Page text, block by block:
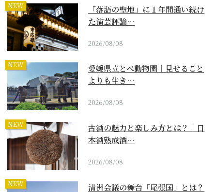
NEW
「落語の聖地」に１年間通い続け
た演芸評論…
2026/08/08
NEW
愛媛県立とべ動物園｜見せること
よりも生き…
2026/08/08
NEW
古酒の魅力と楽しみ方とは？｜日
本酒熟成酒…
2026/08/08
NEW
清洲会議の舞台「尾張国」とは？